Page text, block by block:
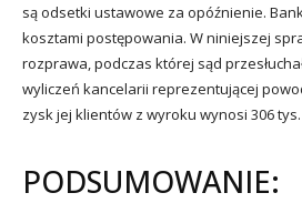
są odsetki ustawowe za opóźnienie.
kosztami postępowania. W niniejszej
rozprawa, podczas której sąd
wyliczeń kancelarii reprezentującej
zysk jej klientów z wyroku wynosi 306 tys.
PODSUMOWANIE: